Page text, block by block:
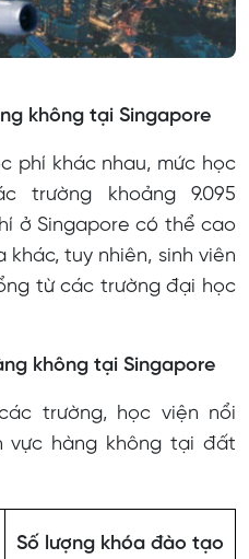
không tại Singapore
phí khác nhau, mức học
trường khoảng 9.095
ở Singapore có thể cao
tuy nhiên, sinh viên
từ các trường đại học
không tại Singapore
trường, học viện nổi
hàng không tại đất
Số lượng khóa đào tạo